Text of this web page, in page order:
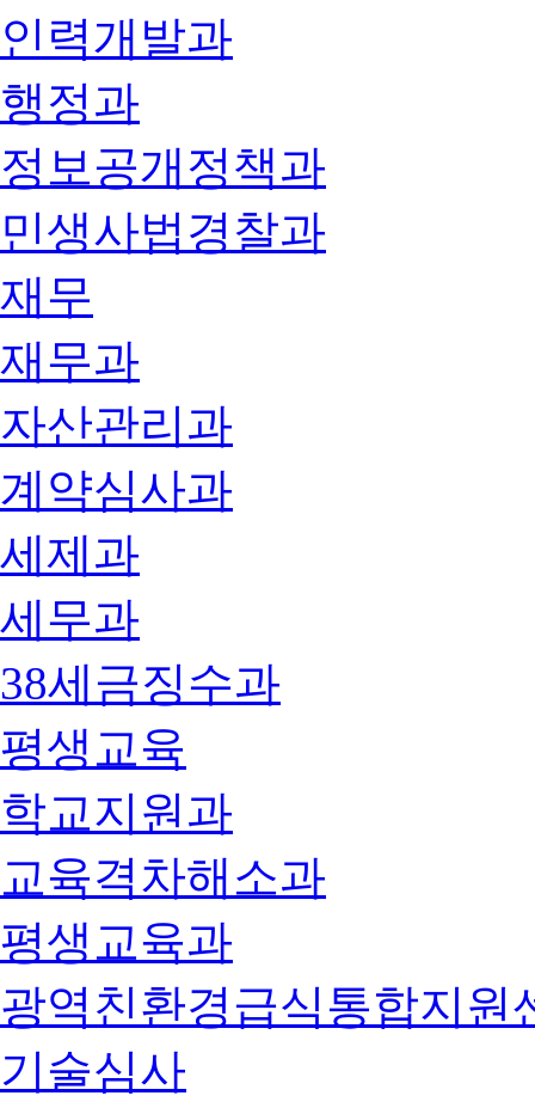
인력개발과
행정과
정보공개정책과
민생사법경찰과
재무
재무과
자산관리과
계약심사과
세제과
세무과
38세금징수과
평생교육
학교지원과
교육격차해소과
평생교육과
광역친환경급식통합지원
기술심사